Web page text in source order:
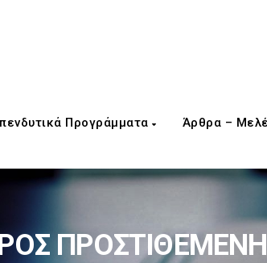
Προγράμματα Άρθρα –